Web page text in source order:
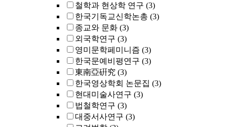
철학과 현상학 연구 (3)
한국기독교신학논총 (3)
종교와 문화 (3)
외국학연구 (3)
영미문학페미니즘 (3)
한국문예비평연구 (3)
東南亞硏究 (3)
한국영상학회 논문집 (3)
현대미술사연구 (3)
법철학연구 (3)
대중서사연구 (3)